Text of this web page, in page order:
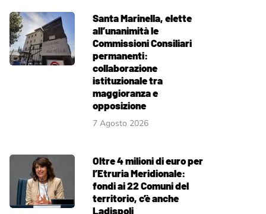
Santa Marinella, elette
all’unanimità le
Commissioni Consiliari
permanenti:
collaborazione
istituzionale tra
maggioranza e
opposizione
7 Agosto 2026
Oltre 4 milioni di euro per
l’Etruria Meridionale:
fondi ai 22 Comuni del
territorio, c’è anche
Ladispoli